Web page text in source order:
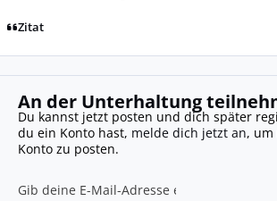
Zitat
An der Unterhaltung
Du kannst jetzt posten und dich später
du ein Konto hast, melde dich jetzt an,
Konto zu posten.